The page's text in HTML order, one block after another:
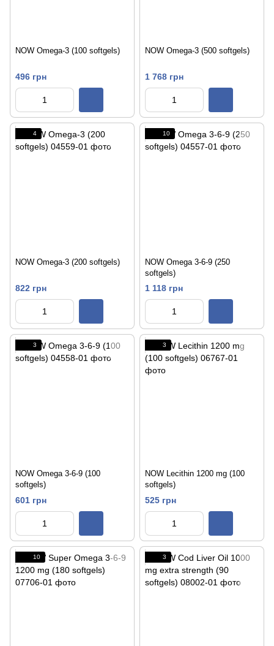
NOW Omega-3 (100 softgels)
496 грн
NOW Omega-3 (500 softgels)
1 768 грн
4
NOW Omega-3 (200 softgels)
822 грн
10
NOW Omega 3-6-9 (250
softgels)
1 118 грн
3
NOW Omega 3-6-9 (100
softgels)
601 грн
3
NOW Lecithin 1200 mg (100
softgels)
525 грн
10 3